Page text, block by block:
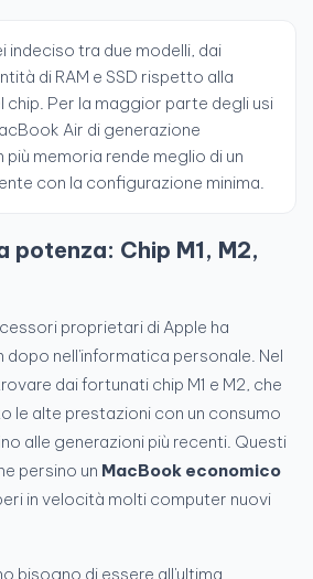
indeciso tra due modelli, dai
di RAM e SSD rispetto alla
chip. Per la maggior parte degli usi
Air di generazione
memoria rende meglio di un
con la configurazione minima.
potenza: Chip M1, M2,
proprietari di Apple ha
dopo nell'informatica personale. Nel
dai fortunati chip M1 e M2, che
le alte prestazioni con un consumo
alle generazioni più recenti. Questi
persino un MacBook economico
in velocità molti computer nuovi
bisogno di essere all'ultima